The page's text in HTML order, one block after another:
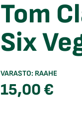
Tom
Six
VARASTO: RAAHE
15,00€